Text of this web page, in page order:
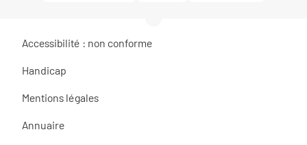
Accessibilité : non conforme
Handicap
Mentions légales
Annuaire